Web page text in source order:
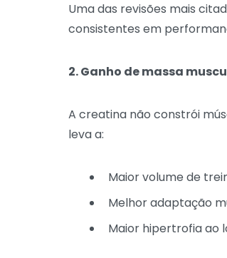
Uma das revisões mais
consistentes em
2. Ganho de massa
A creatina não constrói
leva a:
Maior volume de
Melhor adaptação
Maior hipertrofia ao